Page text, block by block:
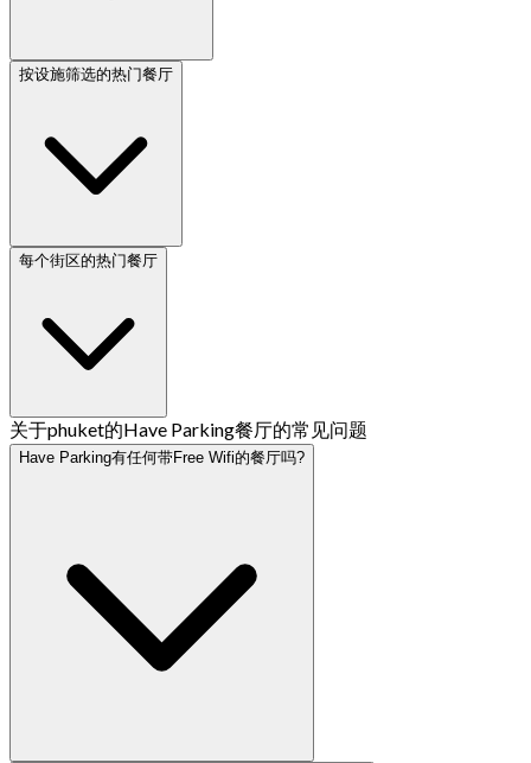
按设施筛选的热门餐厅
每个街区的热门餐厅
关于phuket的Have Parking餐厅的常见问题
Have Parking有任何带Free Wifi的餐厅吗?